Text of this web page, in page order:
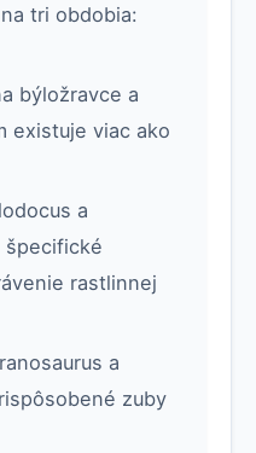
tri obdobia:
býložravce a
existuje viac ako
a
špecifické
rastlinnej
a
zuby